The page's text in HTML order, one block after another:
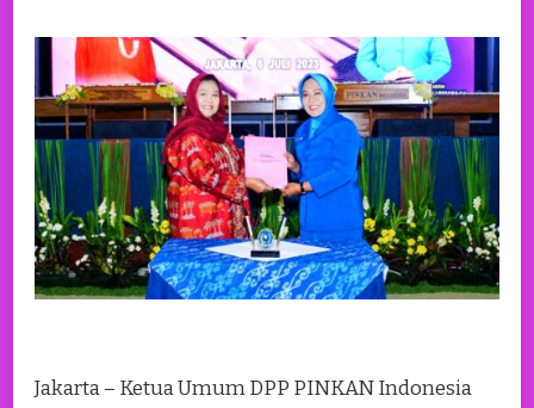
Jakarta – Ketua Umum DPP PINKAN Indonesia